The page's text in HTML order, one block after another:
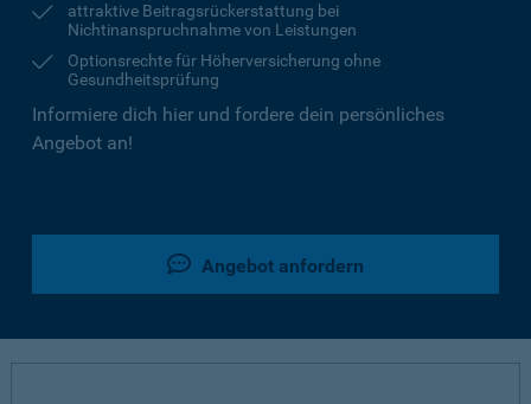
attraktive Beitragsrückerstattung bei
Nichtinanspruchnahme von Leistungen
Optionsrechte für Höherversicherung ohne
Gesundheitsprüfung
Informiere dich hier und fordere dein persönliches
Angebot an!
Angebot anfordern